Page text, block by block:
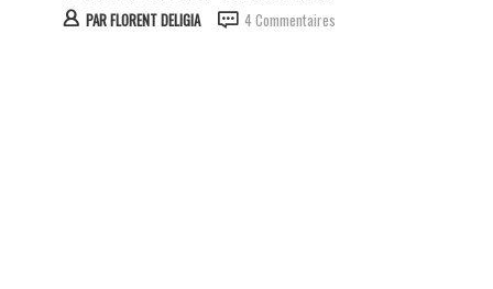
PARFLORENT DELIGIA 4 Commentaires